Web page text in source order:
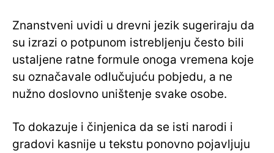
Znanstveni uvidi u drevni jezik sugeriraju da
su izrazi o potpunom istrebljenju često bili
ustaljene ratne formule onoga vremena koje
su označavale odlučujuću pobjedu, a ne
nužno doslovno uništenje svake osobe.
To dokazuje i činjenica da se isti narodi i
gradovi kasnije u tekstu ponovno pojavljuju